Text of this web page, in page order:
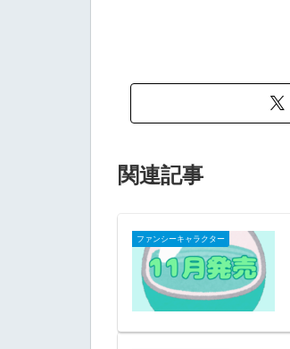
関連記事
ファンシーキャラクター